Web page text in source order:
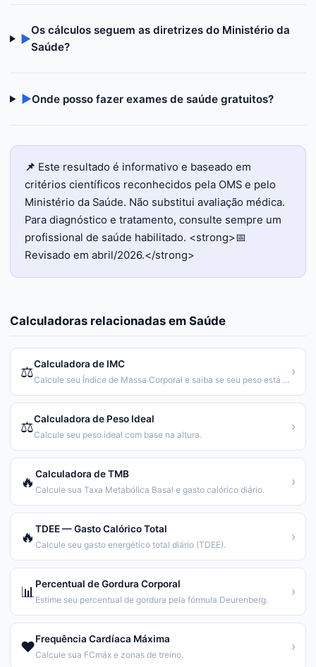
▶
Os cálculos seguem as diretrizes do Ministério da
Saúde?
▶Onde posso fazer exames de saúde gratuitos?
📌 Este resultado é informativo e baseado em
critérios científicos reconhecidos pela OMS e pelo
Ministério da Saúde. Não substitui avaliação médica.
Para diagnóstico e tratamento, consulte sempre um
profissional de saúde habilitado. <strong>📅
Revisado em abril/2026.</strong>
Calculadoras relacionadas em Saúde
⚖️Calculadora de IMC
Calcule seu Índice de Massa Corporal e saiba se seu peso está saudável.
›
⚖️Calculadora de Peso Ideal
Calcule seu peso ideal com base na altura.
›
🔥 Calculadora de TMB
Calcule sua Taxa Metabólica Basal e gasto calórico diário.
›
🔥 TDEE — Gasto Calórico Total
Calcule seu gasto energético total diário (TDEE).
›
📊 Percentual de Gordura Corporal
Estime seu percentual de gordura pela fórmula Deurenberg.
›
❤️Frequência Cardíaca Máxima
Calcule sua FCmáx e zonas de treino.
›